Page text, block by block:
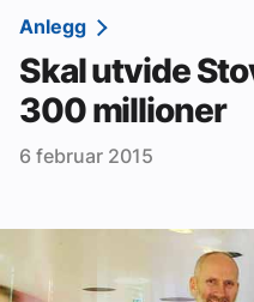
Sanitær
Ventilasjon
Varme og energi
Aktuelle prosjekter
Anlegg
Skal utvide
300 millioner
6 februar 2015